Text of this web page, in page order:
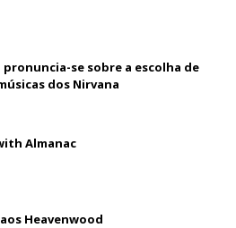
pronuncia-se sobre a escolha de
dos Nirvana
Almanac
Heavenwood